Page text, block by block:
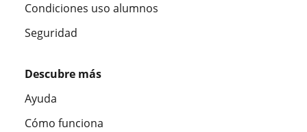
Condiciones uso alumnos
Seguridad
Descubre más
Ayuda
Cómo funciona